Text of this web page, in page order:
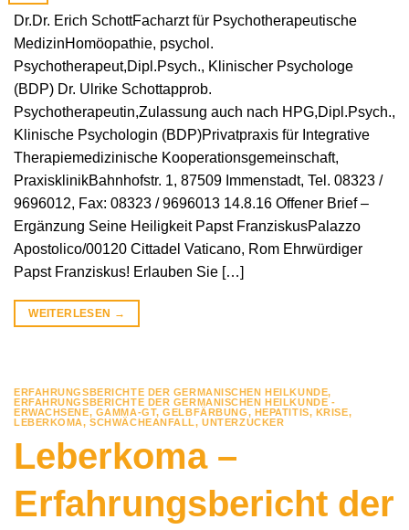
Dr.Dr. Erich SchottFacharzt für Psychotherapeutische
MedizinHomöopathie, psychol.
Psychotherapeut,Dipl.Psych., Klinischer Psychologe
(BDP) Dr. Ulrike Schottapprob.
Psychotherapeutin,Zulassung auch nach HPG,Dipl.Psych.,
Klinische Psychologin (BDP)Privatpraxis für Integrative
Therapiemedizinische Kooperationsgemeinschaft,
PraxisklinikBahnhofstr. 1, 87509 Immenstadt, Tel. 08323 /
9696012, Fax: 08323 / 9696013 14.8.16 Offener Brief –
Ergänzung Seine Heiligkeit Papst FranziskusPalazzo
Apostolico/00120 Cittadel Vaticano, Rom Ehrwürdiger
Papst Franziskus! Erlauben Sie […]
WEITERLESEN →
ERFAHRUNGSBERICHTE DER GERMANISCHEN HEILKUNDE,
ERFAHRUNGSBERICHTE DER GERMANISCHEN HEILKUNDE -
ERWACHSENE, GAMMA-GT,GELBFÄRBUNG, HEPATITIS, KRISE,
LEBERKOMA,SCHWÄCHEANFALL,UNTERZUCKER
Leberkoma –
Erfahrungsbericht der